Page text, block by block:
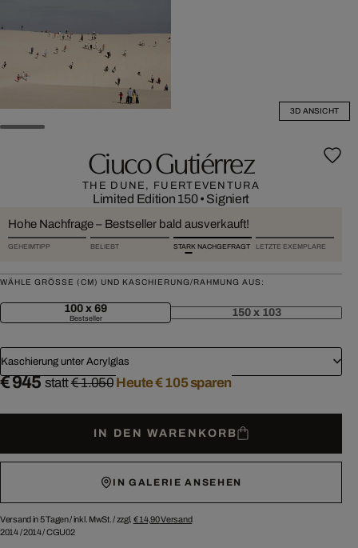
3D ANSICHT
Ciuco Gutiérrez
THE DUNE, FUERTEVENTURA
Limited Edition 150• Signiert
Hohe Nachfrage – Bestseller bald ausverkauft!
GEHEIMTIPP BELIEBT STARK NACHGEFRAGT LETZTE EXEMPLARE
WÄHLE GRÖSSE (CM) UND KASCHIERUNG/RAHMUNG AUS:
100 x 69
Bestseller 150 x 103
Kaschierung unter Acrylglas
€ 945 statt€ 1.050 Heute € 105 sparen
IN DEN WARENKORB
IN GALERIE ANSEHEN
Versand in 5 Tagen /inkl. MwSt. / zzgl. € 14,90Versand
2014/2014/CGU02